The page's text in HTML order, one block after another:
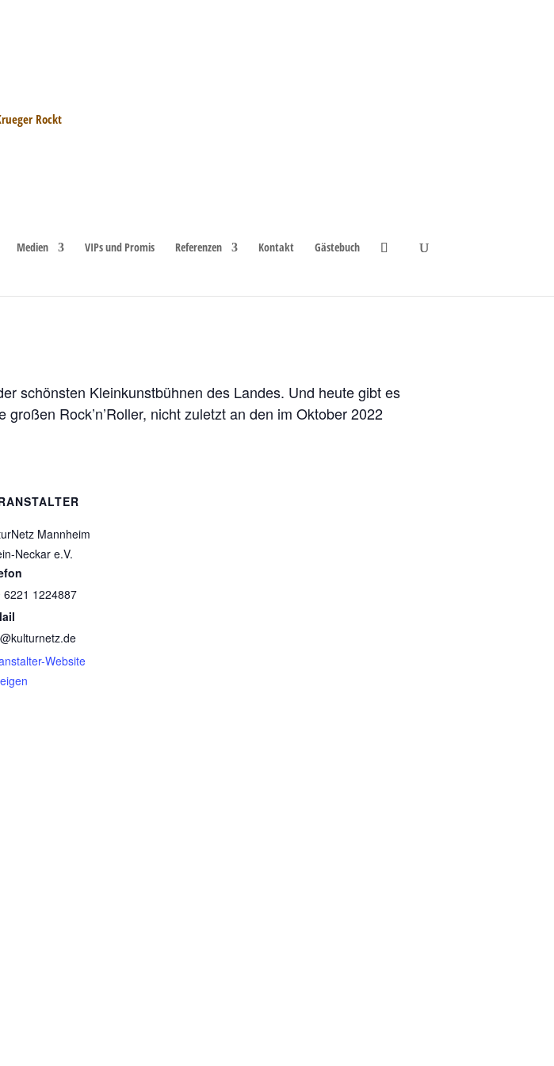
Medien VIPs und Promis Referenzen Kontakt Gästebuch
– Mannheim
schönsten Kleinkunstbühnen des Landes. Und heute gibt es
Rock’n’Roller, nicht zuletzt an den im Oktober 2022
Mannheim
Neckar e.V.
6221 1224887
Website